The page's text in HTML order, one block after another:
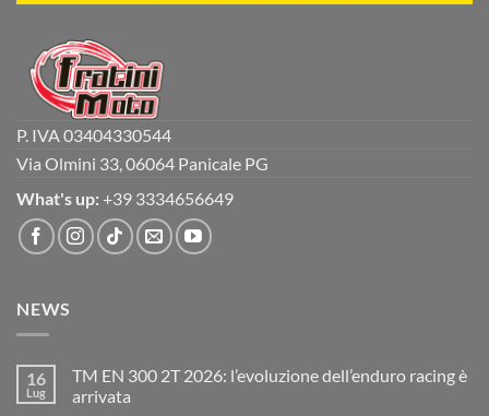
P. IVA 03404330544
Via Olmini 33, 06064 Panicale PG
What's up: +39 3334656649
NEWS
16
Lug
TM EN 300 2T 2026: l’evoluzione dell’enduro racing è
arrivata